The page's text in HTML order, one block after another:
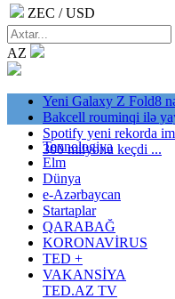
ZEC / USD
AZ
Yeni Galaxy Z Fold8
Bakcell rouminqi ilə
Spotify yeni rekorda
300 milyonu keçdi ...
Texnologiya
Elm
Dünya
e-Azərbaycan
Startaplar
QARABAĞ
KORONAVİRUS
TED +
VAKANSİYA
TED.AZ TV